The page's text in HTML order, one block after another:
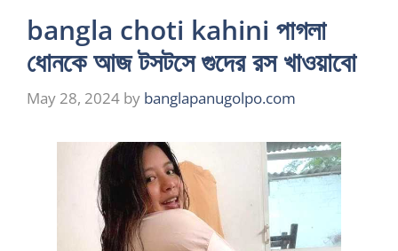
bangla choti kahini পাগলা
ধোনকে আজ টসটসে গুদের রস খাওয়াবো
May 28, 2024 by banglapanugolpo.com